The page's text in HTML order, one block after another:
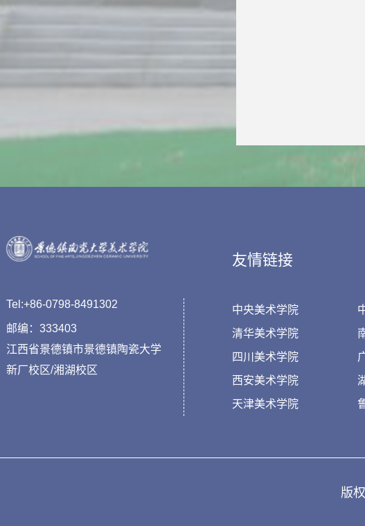
Tel:+86-0798-8491302
邮编：333403
江西省景德镇市景德镇陶瓷大学
新厂校区/湘湖校区
友情链接
中央美术学院
清华美术学院
四川美术学院
西安美术学院
天津美术学院
版